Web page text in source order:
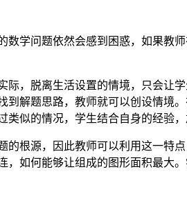
学问题依然会感到困惑，如果教
，脱离生活设置的情境，只会让
解题思路，教师就可以创设情境
似的情况，学生结合自身的经验
根源，因此教师可以利用这一特
如何能够让组成的图形面积最